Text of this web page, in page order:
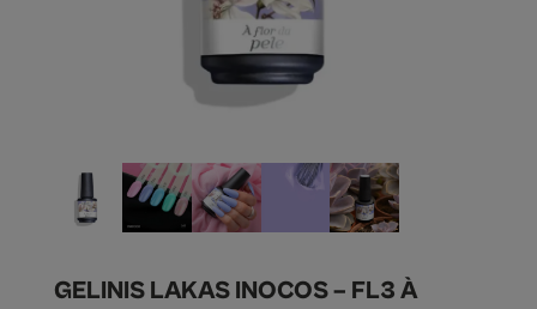
GELINIS LAKAS INOCOS – FL3 À